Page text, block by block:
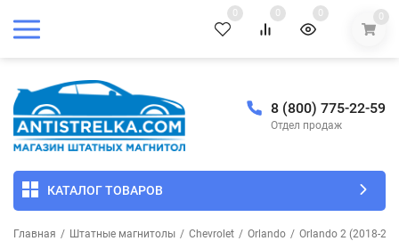
0 0 0 0
8 (800) 775-22-59
Отдел продаж
КАТАЛОГ ТОВАРОВ
Главная / Штатные магнитолы / Chevrolet / Orlando / Orlando 2 (2018-